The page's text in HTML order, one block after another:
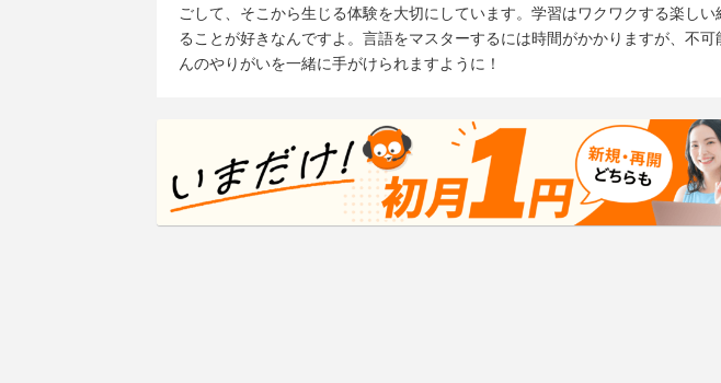
ごして、そこから生じる体験を大切にしています。学習はワクワクする楽し
ることが好きなんですよ。言語をマスターするには時間がかかりますが、不
んのやりがいを一緒に手がけられますように！